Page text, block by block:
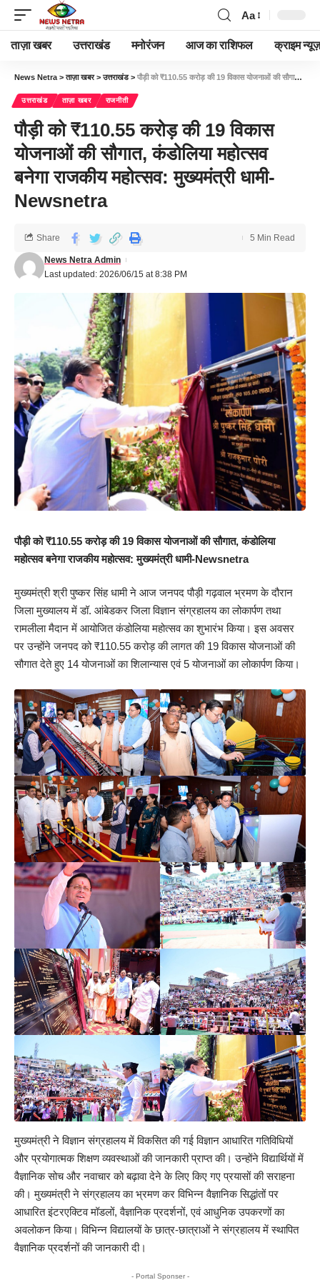
Aa
ताज़ा खबर उत्तराखंड मनोरंजन आज का राशिफल क्राइम न्यूज़
News Netra >ताज़ा खबर>उत्तराखंड> पौड़ी को ₹110.55 करोड़ की 19 विकास योजनाओं की सौगात, कंडोलिया महोत्सव बनेगा राजकीय महोत्सव: मुख्यमंत्री धामी-Newsnetra
उत्तराखंड ताज़ा खबर राजनीती
पौड़ी को ₹110.55 करोड़ की 19 विकास
योजनाओं की सौगात, कंडोलिया महोत्सव
बनेगा राजकीय महोत्सव: मुख्यमंत्री धामी-
Newsnetra
Last updated: 2026/06/15 at 8:38 PM
News Netra Admin
Share 5 Min Read
पौड़ी को ₹110.55 करोड़ की 19 विकास योजनाओं की सौगात, कंडोलिया
महोत्सव बनेगा राजकीय महोत्सव: मुख्यमंत्री धामी-Newsnetra
मुख्यमंत्री श्री पुष्कर सिंह धामी ने आज जनपद पौड़ी गढ़वाल भ्रमण के दौरान
जिला मुख्यालय में डॉ. आंबेडकर जिला विज्ञान संग्रहालय का लोकार्पण तथा
रामलीला मैदान में आयोजित कंडोलिया महोत्सव का शुभारंभ किया। इस अवसर
पर उन्होंने जनपद को ₹110.55 करोड़ की लागत की 19 विकास योजनाओं की
सौगात देते हुए 14 योजनाओं का शिलान्यास एवं 5 योजनाओं का लोकार्पण किया।
मुख्यमंत्री ने विज्ञान संग्रहालय में विकसित की गई विज्ञान आधारित गतिविधियों
और प्रयोगात्मक शिक्षण व्यवस्थाओं की जानकारी प्राप्त की। उन्होंने विद्यार्थियों में
वैज्ञानिक सोच और नवाचार को बढ़ावा देने के लिए किए गए प्रयासों की सराहना
की। मुख्यमंत्री ने संग्रहालय का भ्रमण कर विभिन्न वैज्ञानिक सिद्धांतों पर
आधारित इंटरएक्टिव मॉडलों, वैज्ञानिक प्रदर्शनों, एवं आधुनिक उपकरणों का
अवलोकन किया। विभिन्न विद्यालयों के छात्र-छात्राओं ने संग्रहालय में स्थापित
वैज्ञानिक प्रदर्शनों की जानकारी दी।
- Portal Sponser -